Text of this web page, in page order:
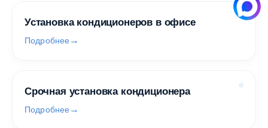
Установка кондиционеров в офисе
Подробнее
Срочная установка кондиционера
Подробнее